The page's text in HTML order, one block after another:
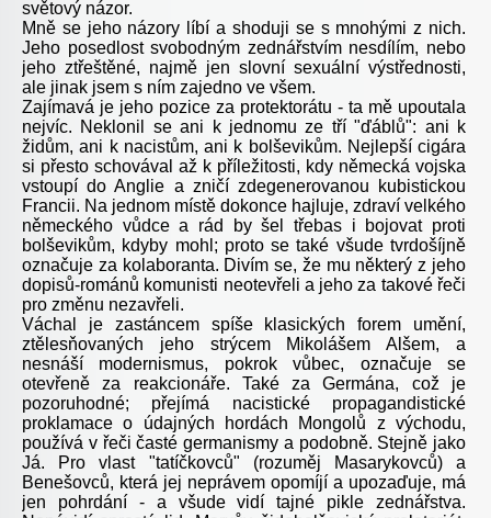
světový názor.
Mně se jeho názory líbí a shoduji se s mnohými z nich.
Jeho posedlost svobodným zednářstvím nesdílím, nebo
jeho ztřeštěné, najmě jen slovní sexuální výstřednosti,
ale jinak jsem s ním zajedno ve všem.
Zajímavá je jeho pozice za protektorátu - ta mě upoutala
nejvíc. Neklonil se ani k jednomu ze tří "ďáblů": ani k
židům, ani k nacistům, ani k bolševikům. Nejlepší cigára
si přesto schovával až k příležitosti, kdy německá vojska
vstoupí do Anglie a zničí zdegenerovanou kubistickou
Francii. Na jednom místě dokonce hajluje, zdraví velkého
německého vůdce a rád by šel třebas i bojovat proti
bolševikům, kdyby mohl; proto se také všude tvrdošíjně
označuje za kolaboranta. Divím se, že mu některý z jeho
dopisů-románů komunisti neotevřeli a jeho za takové řeči
pro změnu nezavřeli.
Váchal je zastáncem spíše klasických forem umění,
ztělesňovaných jeho strýcem Mikolášem Alšem, a
nesnáší modernismus, pokrok vůbec, označuje se
otevřeně za reakcionáře. Také za Germána, což je
pozoruhodné; přejímá nacistické propagandistické
proklamace o údajných hordách Mongolů z východu,
používá v řeči časté germanismy a podobně. Stejně jako
Já. Pro vlast "tatíčkovců" (rozuměj Masarykovců) a
Benešovců, která jej neprávem opomíjí a upozaďuje, má
jen pohrdání - a všude vidí tajné pikle zednářstva.